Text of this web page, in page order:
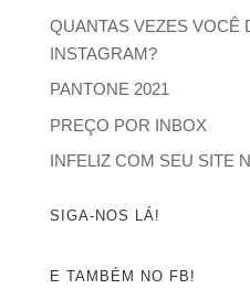
QUANTAS VEZES VOCÊ
INSTAGRAM?
PANTONE 2021
PREÇO POR INBOX
INFELIZ COM SEU SITE
SIGA-NOS LÁ!
E TAMBÉM NO FB!